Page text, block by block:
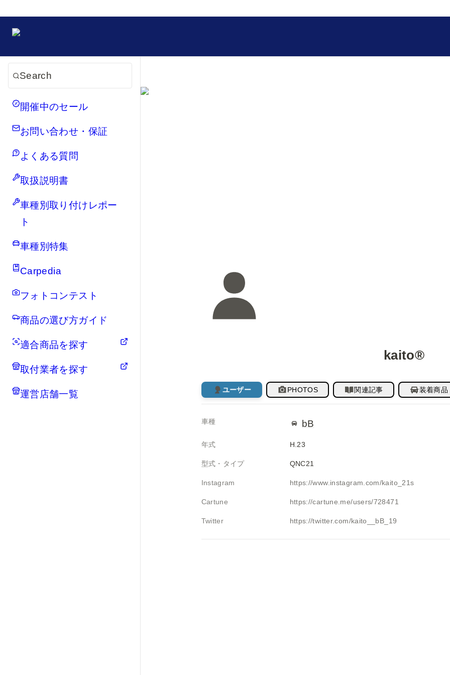
Search
開催中のセール
お問い合わせ・保証
よくある質問
取扱説明書
車種別取り付けレポー
ト
車種別特集
Carpedia
フォトコンテスト
商品の選び方ガイド
適合商品を探す
取付業者を探す
運営店舗一覧
kaito®︎
ユーザー PHOTOS 関連記事 装着商品
車種 bB
年式 H.23
型式・タイプ QNC21
Instagram https://www.instagram.com/kaito_21s
Cartune https://cartune.me/users/728471
Twitter https://twitter.com/kaito__bB_19